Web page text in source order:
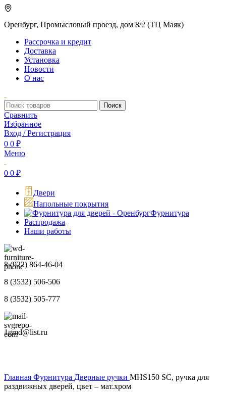
Оренбург, Промысловый проезд, дом 8/2 (ТЦ Маяк)
Рассрочка и кредит
Доставка
Установка
Новости
О нас
Поиск
Сравнить
Избранное
Вход / Регистрация
0 0 ₽
Меню
0 0 ₽
Двери
Напольные покрытия
Фурнитура
Распродажа
Наши работы
8 (922) 864-46-04
8 (3532) 506-506
8 (3532) 505-777
1gmd@list.ru
Главная Фурнитура Дверные ручки MHS150 SC, ручка для
раздвижных дверей, цвет – мат.хром